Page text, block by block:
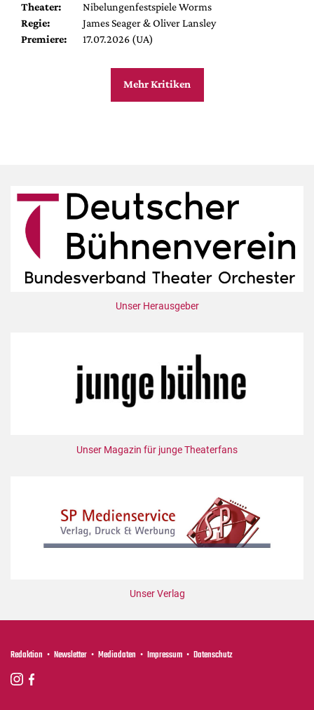
Theater:
Nibelungenfestspiele Worms
Regie:
James Seager & Oliver Lansley
Premiere:
17.07.2026 (UA)
Mehr Kritiken
Unser Herausgeber
Unser Magazin für junge Theaterfans
Unser Verlag
Redaktion Newsletter Mediadaten Impressum Datenschutz